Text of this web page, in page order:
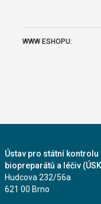
WWW ESHOPU:
Ústav pro státní
biopreparátů a léčiv
Hudcova 232/56a
621 00 Brno